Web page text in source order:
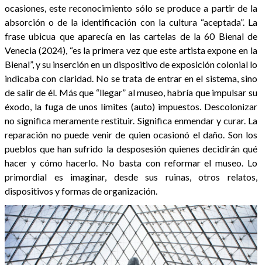
ocasiones, este reconocimiento sólo se produce a partir de la
absorción o de la identificación con la cultura “aceptada”. La
frase ubicua que aparecía en las cartelas de la 60 Bienal de
Venecia (2024), “es la primera vez que este artista expone en la
Bienal”, y su inserción en un dispositivo de exposición colonial lo
indicaba con claridad. No se trata de entrar en el sistema, sino
de salir de él. Más que “llegar” al museo, habría que impulsar su
éxodo, la fuga de unos límites (auto) impuestos. Descolonizar
no significa meramente restituir. Significa enmendar y curar. La
reparación no puede venir de quien ocasionó el daño. Son los
pueblos que han sufrido la desposesión quienes decidirán qué
hacer y cómo hacerlo. No basta con reformar el museo. Lo
primordial es imaginar, desde sus ruinas, otros relatos,
dispositivos y formas de organización.